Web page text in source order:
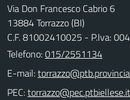
Via Don Francesco Cabrio 6
13884 Torrazzo (BI)
C.F. 81002410025 - P.Iva:
Telefono:015/2551134
E-mail:
PEC: